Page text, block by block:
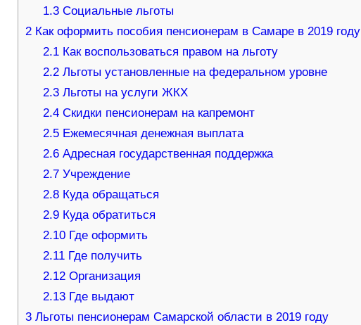
1.3 Социальные льготы
2Как оформить пособия пенсионерам в Самаре в 2019 году
2.1 Как воспользоваться правом на льготу
2.2 Льготы установленные на федеральном уровне
2.3 Льготы на услуги ЖКХ
2.4 Скидки пенсионерам на капремонт
2.5 Ежемесячная денежная выплата
2.6 Адресная государственная поддержка
2.7 Учреждение
2.8 Куда обращаться
2.9 Куда обратиться
2.10 Где оформить
2.11 Где получить
2.12 Организация
2.13 Где выдают
3Льготы пенсионерам Самарской области в 2019 году